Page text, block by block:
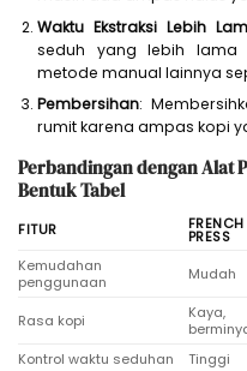
Waktu Ekstraksi Lebih
seduh yang lebih lama
metode manual lainnya
Pembersihan:
rumit karena ampas kopi
Perbandingan dengan Alat
Bentuk Tabel
FITUR FRENCH
PRESS
Kemudahan
penggunaan
Mudah
Rasa kopi
Kaya,
Kontrol waktu seduhan
Tinggi